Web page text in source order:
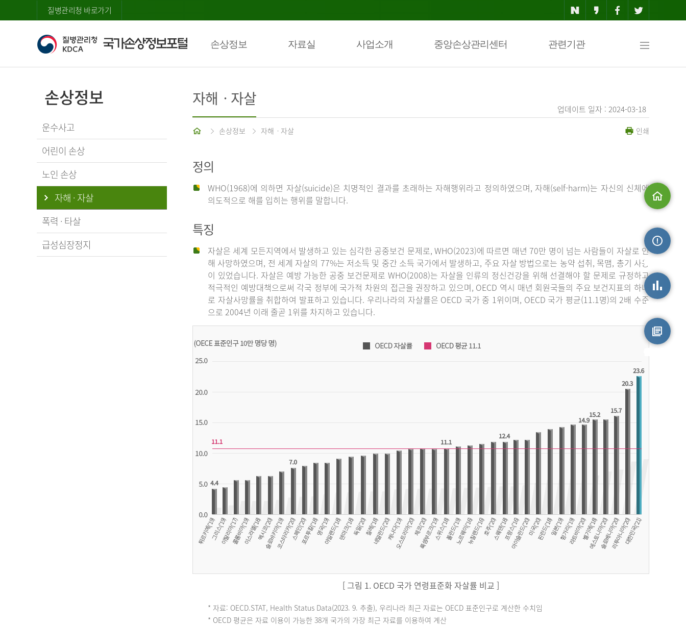
질병관리청 바로가기
손상정보 자료실 사업소개 중앙손상관리센터 관련기관
맵
손상정보
운수사고
어린이 손상
노인 손상
자해 · 자살
폭력 · 타살
급성심장정지
업데이트 일자 : 2024-03-18
자해ㆍ자살
홈 손상정보 자해ㆍ자살 인쇄
정의
WHO(1968)에 의하면 자살(suicide)은 치명적인 결과를 초래하는 자해행위라고 정의하였으며, 자해(self-harm)는 자신의 신체에
의도적으로 해를 입히는 행위를 말합니다.
특징
자살은 세계 모든지역에서 발생하고 있는 심각한 공중보건 문제로, WHO(2023)에 따르면 매년 70만 명이 넘는 사람들이 자살로 인
해 사망하였으며, 전 세계 자살의 77%는 저소득 및 중간 소득 국가에서 발생하고, 주요 자살 방법으로는 농약 섭취, 목맴, 총기 사용
이 있었습니다. 자살은 예방 가능한 공중 보건문제로 WHO(2008)는 자살을 인류의 정신건강을 위해 선결해야 할 문제로 규정하고
적극적인 예방대책으로써 각국 정부에 국가적 차원의 접근을 권장하고 있으며, OECD 역시 매년 회원국들의 주요 보건지표의 하나
로 자살사망률을 취합하여 발표하고 있습니다. 우리나라의 자살률은 OECD 국가 중 1위이며, OECD 국가 평균(11.1명)의 2배 수준
으로 2004년 이래 줄곧 1위를 차지하고 있습니다.
[ 그림 1. OECD 국가 연령표준화 자살률 비교 ]
* 자료: OECD.STAT, Health Status Data(2023. 9. 추출), 우리나라 최근 자료는 OECD 표준인구로 계산한 수치임
* OECD 평균은 자료 이용이 가능한 38개 국가의 가장 최근 자료를 이용하여 계산
손상정보
손상통계
원시자료